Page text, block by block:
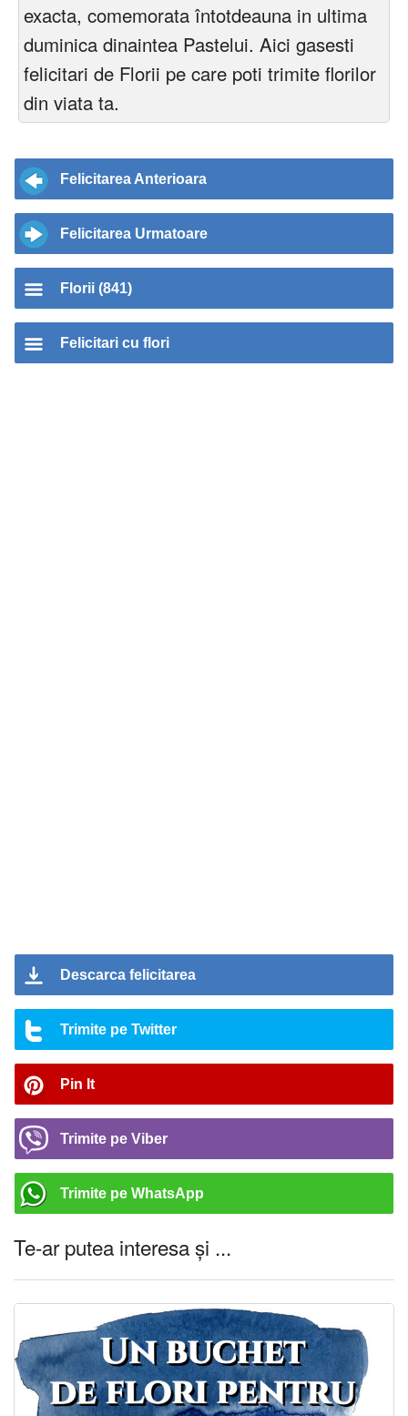
exacta, comemorata întotdeauna in ultima
duminica dinaintea Pastelui. Aici gasesti
felicitari de Florii pe care poti trimite florilor
din viata ta.
Felicitarea Anterioara
Felicitarea Urmatoare
Florii (841)
Felicitari cu flori
Descarca felicitarea
Trimite pe Twitter
Pin It
Trimite pe Viber
Trimite pe WhatsApp
Te-ar putea interesa și ...